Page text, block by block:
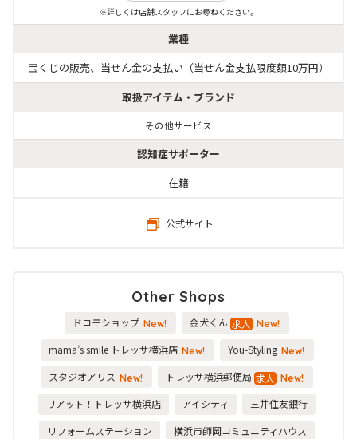
※詳しくは店舗スタッフにお尋ねください。
業種
宝くじの販売、当せん金の支払い（当せん金支払限度額10万円）
取扱アイテム・ブランド
その他サービス
認知症サポーター
在籍
公式サイト
Other Shops
ドコモショップ New! 金犬くん 求人 New!
mama’s smile トレッサ横浜店 New! You-Styling New!
スタジオアリス New! トレッサ横浜郵便局 求人 New!
リアット！トレッサ横浜店 アイシティ
三井住友銀行
リフォームステーション
横浜市師岡コミュニティハウス